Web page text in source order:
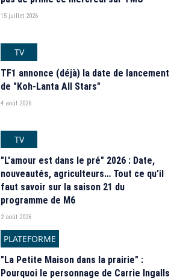
15 juillet 2026
TV
TF1 annonce (déjà) la date de lancement
de "Koh-Lanta All Stars"
4 août 2026
TV
"L'amour est dans le pré" 2026 : Date,
nouveautés, agriculteurs… Tout ce qu'il
faut savoir sur la saison 21 du
programme de M6
2 août 2026
PLATEFORME
"La Petite Maison dans la prairie" :
Pourquoi le personnage de Carrie Ingalls